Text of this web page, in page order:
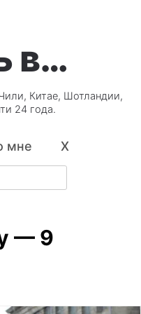
в…
Китае, Шотландии,
24 года.
мне X
— 9